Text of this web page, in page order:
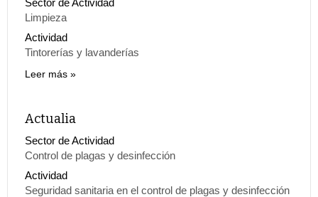
Sector de Actividad
Limpieza
Actividad
Tintorerías y lavanderías
Leer más
Actualia
Sector de Actividad
Control de plagas y desinfección
Actividad
Seguridad sanitaria en el control de plagas y desinfección